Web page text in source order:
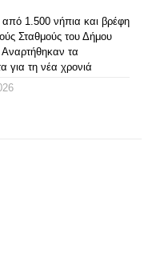
από 1.500 νήπια και βρέφη
Σταθμούς του Δήμου
τα
για τη νέα χρονιά